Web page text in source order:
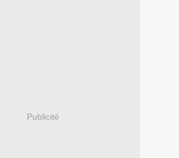
Publicité